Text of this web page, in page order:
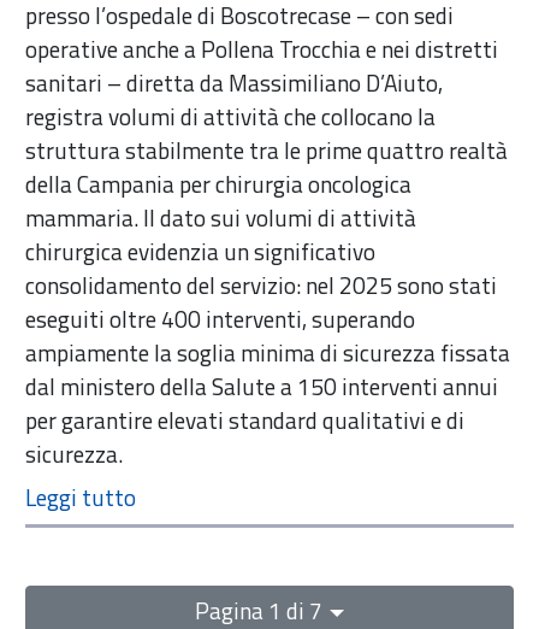
presso l’ospedale di Boscotrecase – con sedi
operative anche a Pollena Trocchia e nei distretti
sanitari – diretta da Massimiliano D’Aiuto,
registra volumi di attività che collocano la
struttura stabilmente tra le prime quattro realtà
della Campania per chirurgia oncologica
mammaria. Il dato sui volumi di attività
chirurgica evidenzia un significativo
consolidamento del servizio: nel 2025 sono stati
eseguiti oltre 400 interventi, superando
ampiamente la soglia minima di sicurezza fissata
dal ministero della Salute a 150 interventi annui
per garantire elevati standard qualitativi e di
sicurezza.
Pagina 1 di 7